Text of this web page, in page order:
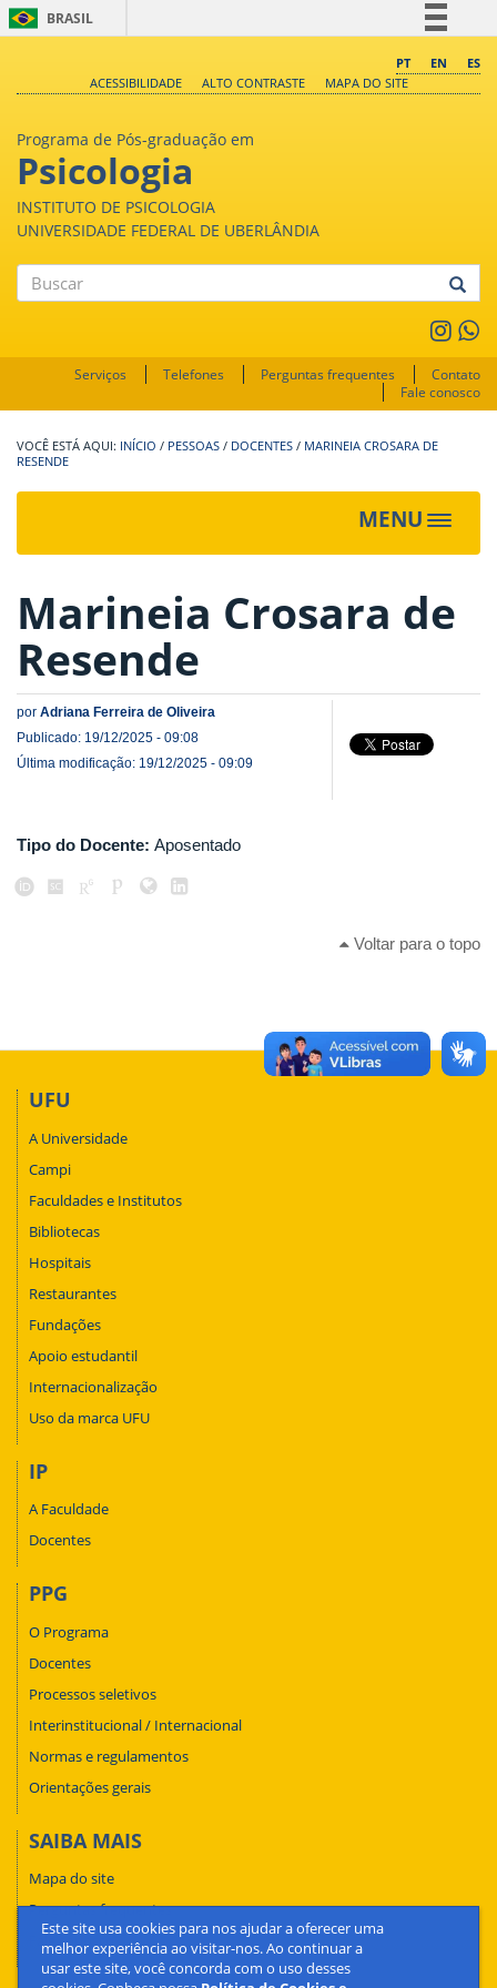
BRASIL
Comunica BR
Este site usa cookies para nos ajudar a oferecer uma
melhor experiência ao visitar-nos. Ao continuar a
usar este site, você concorda com o uso desses
PT EN
ES
ACESSIBILIDADE
ALTO CONTRASTE MAPA DO SITE
Programa de Pós-graduação em
Psicologia
INSTITUTO DE PSICOLOGIA
UNIVERSIDADE FEDERAL DE UBERLÂNDIA
Serviços Telefones Perguntas frequentes
Contato
Fale conosco
INÍCIO / PESSOAS / DOCENTES / MARINEIA CROSARA DE
RESENDE
MENU
Toggle
Marineia Crosara de
Resende
por Adriana Ferreira de Oliveira
Publicado: 19/12/2025 - 09:08
Última modificação: 19/12/2025 - 09:09
Tipo do Docente: Aposentado
Voltar para o topo
UFU
A Universidade
Campi
Faculdades e Institutos
Bibliotecas
Hospitais
Restaurantes
Fundações
Apoio estudantil
Internacionalização
Uso da marca UFU
IP
A Faculdade
Docentes
PPG
O Programa
Docentes
Processos seletivos
Interinstitucional / Internacional
Normas e regulamentos
Orientações gerais
SAIBA MAIS
Mapa do site
Perguntas frequentes
Fale conosco